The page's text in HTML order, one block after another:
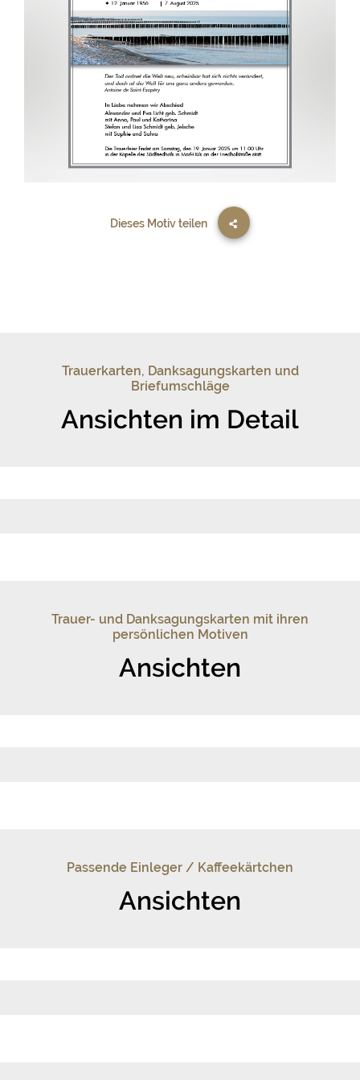
Dieses Motiv teilen
Trauerkarten, Danksagungskarten und
Briefumschläge
Ansichten im Detail
Trauer- und Danksagungskarten mit ihren
persönlichen Motiven
Ansichten
Passende Einleger / Kaffeekärtchen
Ansichten